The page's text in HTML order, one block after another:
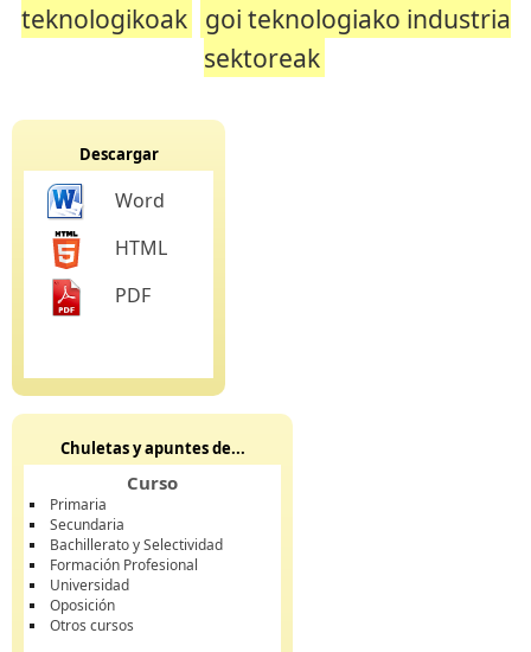
teknologikoak goi teknologiako industria
sektoreak
Descargar
Word
HTML
PDF
Chuletas y apuntes de...
Curso
Primaria
Secundaria
Bachillerato y Selectividad
Formación Profesional
Universidad
Oposición
Otros cursos